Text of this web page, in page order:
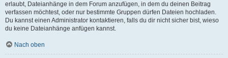
erlaubt, Dateianhänge in dem Forum anzufügen, in dem du deinen Beitrag
verfassen möchtest, oder nur bestimmte Gruppen dürfen Dateien hochladen.
Du kannst einen Administrator kontaktieren, falls du dir nicht sicher bist, wieso
du keine Dateianhänge anfügen kannst.
Nach oben